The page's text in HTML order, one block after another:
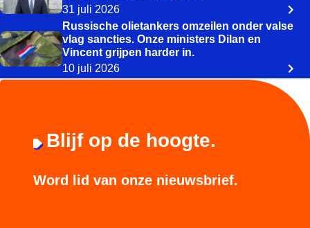
31 juli 2026
Russische olietankers omzeilen onder valse
vlag sancties. Onze ministers Dilan en
Vincent grijpen harder in.
10 juli 2026
Blijf op de hoogte.
Word lid van onze nieuwsbrief.